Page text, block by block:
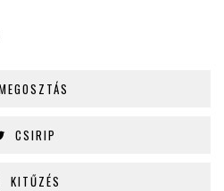
CSIRIP
KITŰZÉS